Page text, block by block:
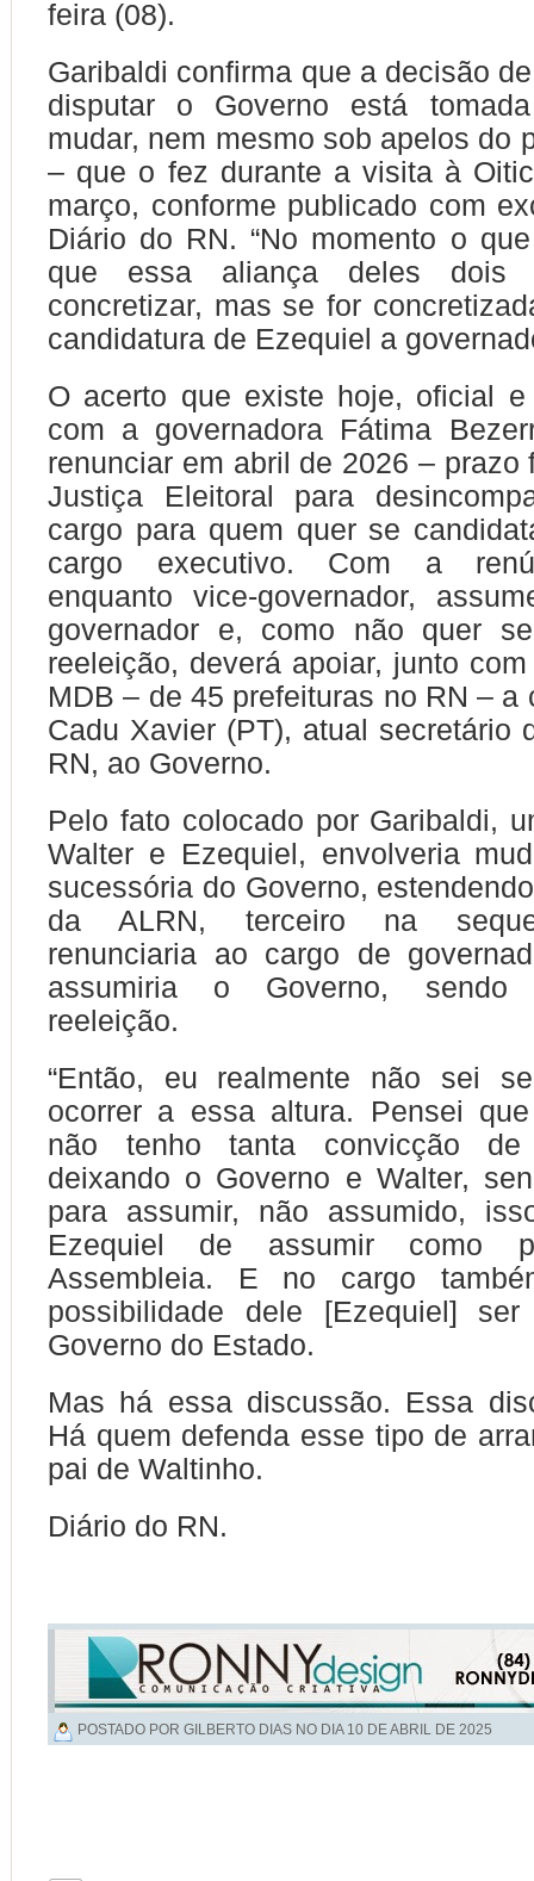
feira (08).
Garibaldi confirma que a decisão
disputar o Governo está
mudar, nem mesmo sob apelos do
– que o fez durante a visita à
março, conforme publicado com
Diário do RN. “No momento o
que essa aliança deles
concretizar, mas se for
candidatura de Ezequiel a
O acerto que existe hoje, oficial e
com a governadora Fátima
renunciar em abril de 2026 – prazo
Justiça Eleitoral para
cargo para quem quer se
cargo executivo. Com a
enquanto vice-governador,
governador e, como não quer
reeleição, deverá apoiar, junto
MDB – de 45 prefeituras no RN – a
Cadu Xavier (PT), atual secretário
RN, ao Governo.
Pelo fato colocado por Garibaldi,
Walter e Ezequiel, envolveria
sucessória do Governo,
da ALRN, terceiro na
renunciaria ao cargo de
assumiria o Governo, sendo
reeleição.
“Então, eu realmente não sei
ocorrer a essa altura. Pensei
não tenho tanta convicção
deixando o Governo e Walter,
para assumir, não assumido,
Ezequiel de assumir como
Assembleia. E no cargo
possibilidade dele [Ezequiel]
Governo do Estado.
Mas há essa discussão. Essa
Há quem defenda esse tipo de
pai de Waltinho.
Diário do RN.
POSTADO POR GILBERTO DIAS NO DIA 10 DE ABRIL DE 2025